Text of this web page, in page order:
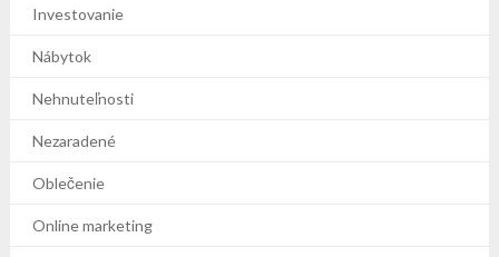
Investovanie
Nábytok
Nehnuteľnosti
Nezaradené
Oblečenie
Online marketing